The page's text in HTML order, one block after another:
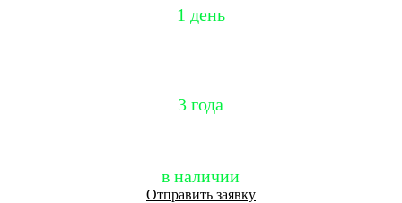
1 день
3 года
в наличии
Отправить заявку